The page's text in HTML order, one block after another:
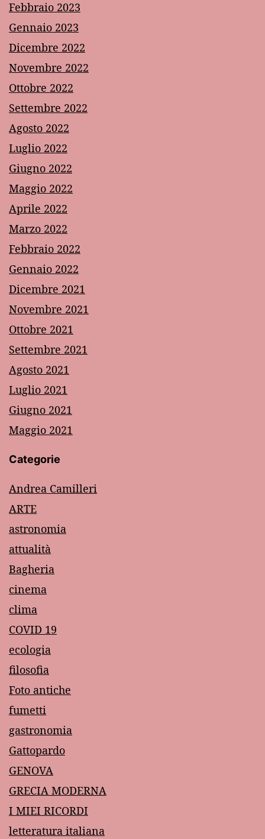
Febbraio 2023
Gennaio 2023
Dicembre 2022
Novembre 2022
Ottobre 2022
Settembre 2022
Agosto 2022
Luglio 2022
Giugno 2022
Maggio 2022
Aprile 2022
Marzo 2022
Febbraio 2022
Gennaio 2022
Dicembre 2021
Novembre 2021
Ottobre 2021
Settembre 2021
Agosto 2021
Luglio 2021
Giugno 2021
Maggio 2021
Categorie
Andrea Camilleri
ARTE
astronomia
attualità
Bagheria
cinema
clima
COVID 19
ecologia
filosofia
Foto antiche
fumetti
gastronomia
Gattopardo
GENOVA
GRECIA MODERNA
I MIEI RICORDI
letteratura italiana